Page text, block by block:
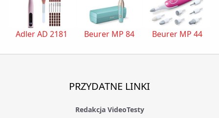
Adler AD 2181 Beurer MP 84 Beurer MP 44
PRZYDATNE LINKI
Redakcja VideoTesty